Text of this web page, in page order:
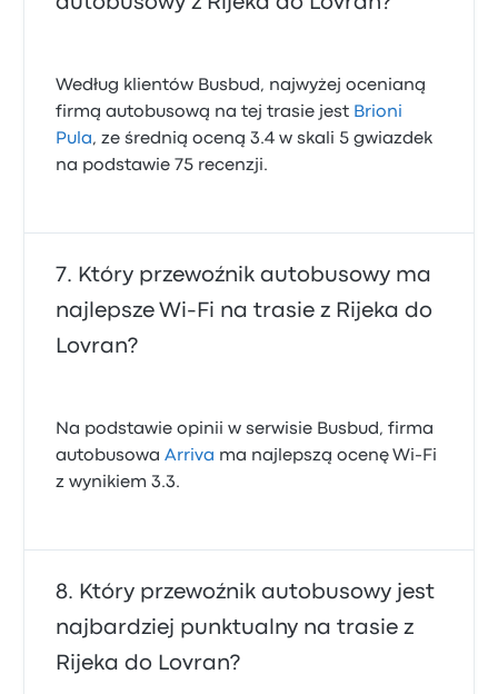
Według klientów Busbud, najwyżej ocenianą
firmą autobusową na tej trasie jest Brioni
Pula, ze średnią oceną 3.4 w skali 5 gwiazdek
na podstawie 75 recenzji.
Który przewoźnik autobusowy ma
najlepsze Wi‑Fi na trasie z Rijeka do
Lovran?
Na podstawie opinii w serwisie Busbud, firma
autobusowaArriva ma najlepszą ocenę Wi-Fi
z wynikiem 3.3.
Który przewoźnik autobusowy jest
najbardziej punktualny na trasie z
Rijeka do Lovran?